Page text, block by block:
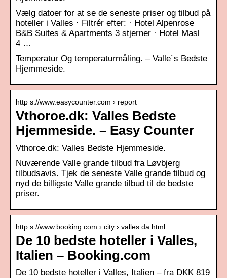
Vælg datoer for at se de seneste priser og tilbud på
hoteller i Valles · Filtrér efter: · Hotel Alpenrose
B&B Suites & Apartments 3 stjerner · Hotel Masl
4 …
Temperatur Og temperaturmåling. – Valle´s Bedste
Hjemmeside.
http s://www.easycounter.com › report
Vthoroe.dk: Valles Bedste
Hjemmeside. – Easy Counter
Vthoroe.dk: Valles Bedste Hjemmeside.
Nuværende Valle grande tilbud fra Løvbjerg
tilbudsavis. Tjek de seneste Valle grande tilbud og
nyd de billigste Valle grande tilbud til de bedste
priser.
http s://www.booking.com › city › valles.da.html
De 10 bedste hoteller i Valles,
Italien – Booking.com
De 10 bedste hoteller i Valles, Italien – fra DKK 819